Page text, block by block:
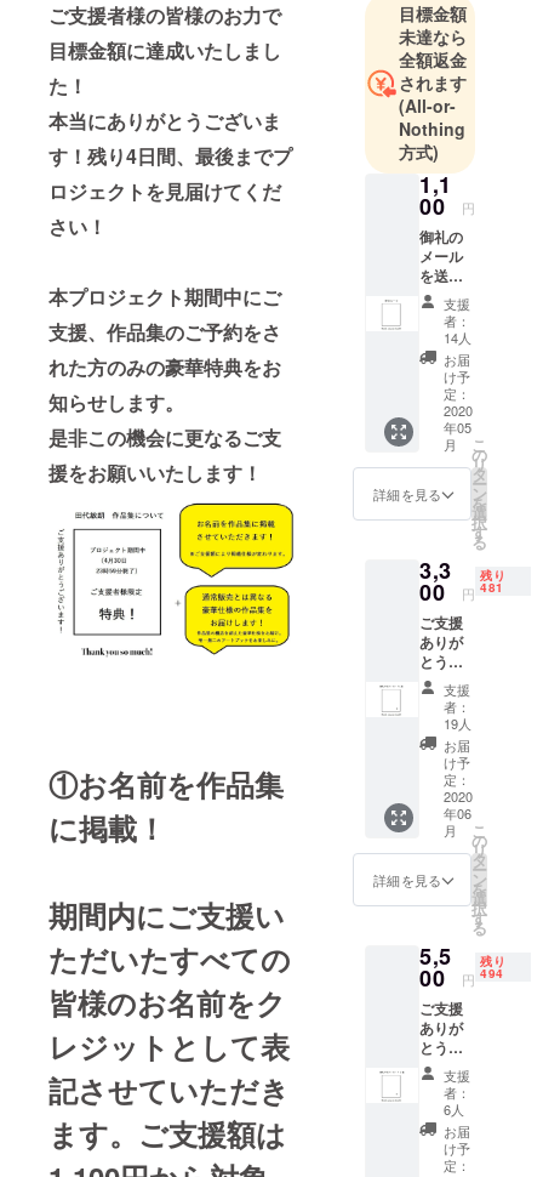
ご支援者様の皆様のお力で
目標金額に達成いたしまし
た！
本当にありがとうございま
す！残り4日間、最後までプ
ロジェクトを見届けてくだ
さい！
本プロジェクト期間中にご
支援、作品集のご予約をさ
れた方のみの豪華特典をお
知らせします。
是非この機会に更なるご支
援をお願いいたします！
①お名前を作品集
に掲載！
期間内にご支援い
ただいたすべての
皆様のお名前をク
レジットとして表
記させていただき
ます。ご支援額は
高校在学中
に出品した
佐賀県展洋
画の部にお
いて史上最
年少16歳で
主席（県知
事賞、山口
亮一賞）受
大学中退
後、本格的
に画家とし
ての活動を
2003年日比
野克彦氏、
村上隆氏ら
ルズ森アー
ツセンター
「Artist by
Artists」出
2010年、上
野の森美術
館大賞展入
2011年トー
キョーワン
ダーウォー
ル入選
（2012年
ワンダー
シード出
2011年、東
北大震災の
ボランティ
アをきっか
けに開始し
目標金額
未達なら
全額返金
されます
(All-or-
Nothing
方式)
1,1
00 円
御礼の
メール
を送ら
せてい
ただき
ます。
ご支援
ありが
とうご
ざいま
す。 ※
ご支援
額には
消費税
が含ま
れてい
支援
者：
14人
お届
け予
定：
2020
年05
月
詳細を見る
こ
の
リ
タ
ー
ン
を
選
択
す
る
3,3
00 円
残り
481
ご支援
ありが
とうご
ざいま
す。 御
礼のポ
スト
カード
をお送
りしま
す。 田
代敏朗
が描い
た絵を
ポスト
カード
ものを1
枚贈ら
せてい
ただき
ます。
※ご支援
額には
消費税
と送料
が含ま
れてお
りま
支援
者：
19人
お届
け予
定：
2020
年06
月
詳細を見る
こ
の
リ
タ
ー
ン
を
選
択
す
る
5,5
00 円
残り
494
ご支援
ありが
とうご
ざいま
す。 御
礼のポ
スト
カード
を5種類
支援
者：
6人
お届
け予
定：